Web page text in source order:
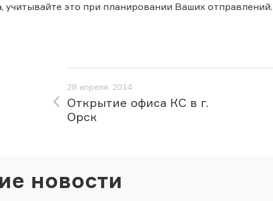
учитывайте это при планировании Ваших отправлений.
28 апреля, 2014
Открытие офиса КС в г.
Орск
новости